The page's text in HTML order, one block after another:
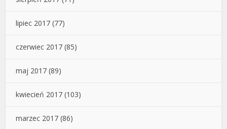
lipiec 2017 (77)
czerwiec 2017 (85)
maj 2017 (89)
kwiecień 2017 (103)
marzec 2017 (86)